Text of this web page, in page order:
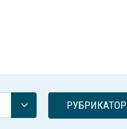
РУБРИКАТОР